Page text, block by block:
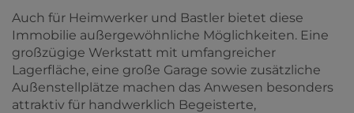
Auch für Heimwerker und Bastler bietet diese
Immobilie außergewöhnliche Möglichkeiten. Eine
großzügige Werkstatt mit umfangreicher
Lagerfläche, eine große Garage sowie zusätzliche
Außenstellplätze machen das Anwesen besonders
attraktiv für handwerklich Begeisterte,